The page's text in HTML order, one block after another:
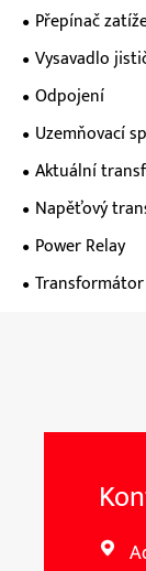
Přepínač
Vysavadlo
Odpojení
Uzemňovací
Aktuální
Napěťový
Power Relay
